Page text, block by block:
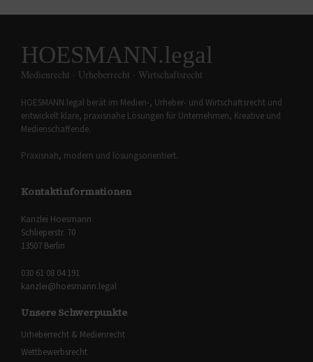
HOESMANN.legal
Medienrecht · Urheberrecht · Wirtschaftsrecht
HOESMANN.legal berät im Medien-, Urheber- und Wirtschaftsrecht und
entwickelt klare, praxisnahe Lösungen für Unternehmen, Kreative und
Medienschaffende.
Praxisnah, modern und lösungsorientiert.
Kontaktinformationen
Kanzlei Hoesmann
Schlieperstr. 70
13507 Berlin
030 61 08 04 191
kanzlei@hoesmann.legal
Unsere Schwerpunkte
Urheberrecht & Medienrecht
Wettbewerbsrecht